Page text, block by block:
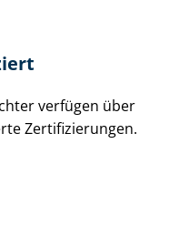
verfügen über
Zer­ti­fi­zie­run­gen.